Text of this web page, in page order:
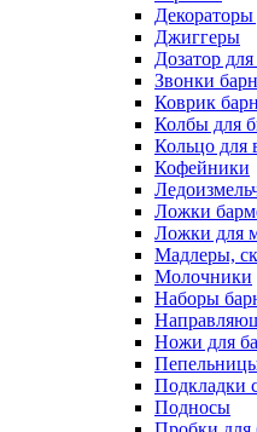
Декораторы
Джиггеры
Дозатор
Звонки
Коврик
Колбы для
Кольцо для
Кофейники
Ложки
Ложки для
Мадлеры,
Молочники
Наборы
Ножи для
Подкладки
Подносы